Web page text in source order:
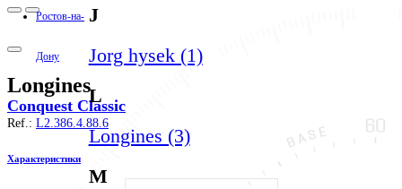
Ростов-на-
Дону
J
Jorg hysek (1)
L
Longines (3)
M
Longines
Conquest Classic
Ref.: L2.386.4.88.6
Характеристики